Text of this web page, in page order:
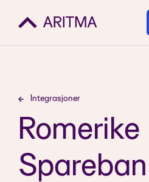
Integrasjoner
Romerike